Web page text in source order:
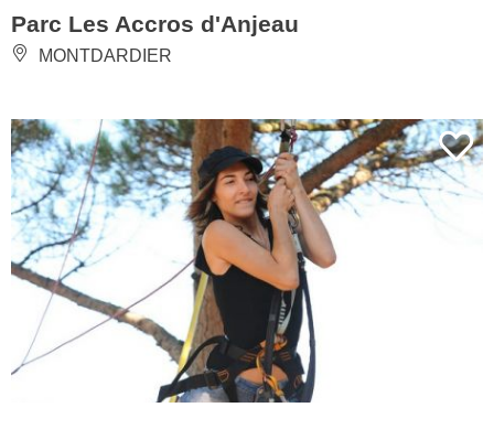
Parc Les Accros d'Anjeau
MONTDARDIER